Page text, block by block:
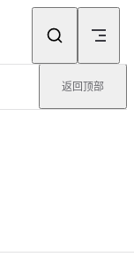
返回顶部